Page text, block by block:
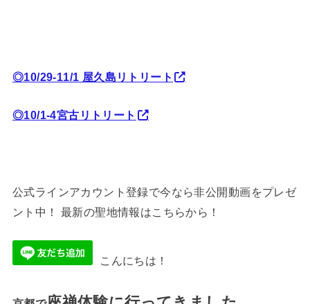
◎10/29-11/1 屋久島リトリート
◎10/1-4宮古リトリート
公式ラインアカウント登録で今なら非公開動画をプレゼ
ント中！ 最新の聖地情報はこちらから！
こんにちは！